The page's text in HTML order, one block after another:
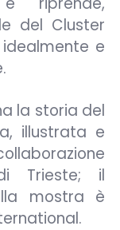
del Cluster
e
la storia del
illustrata e
Trieste; il
mostra è